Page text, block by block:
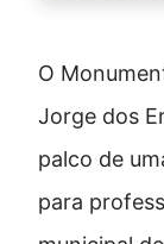
O
Jorge dos
palco de
para